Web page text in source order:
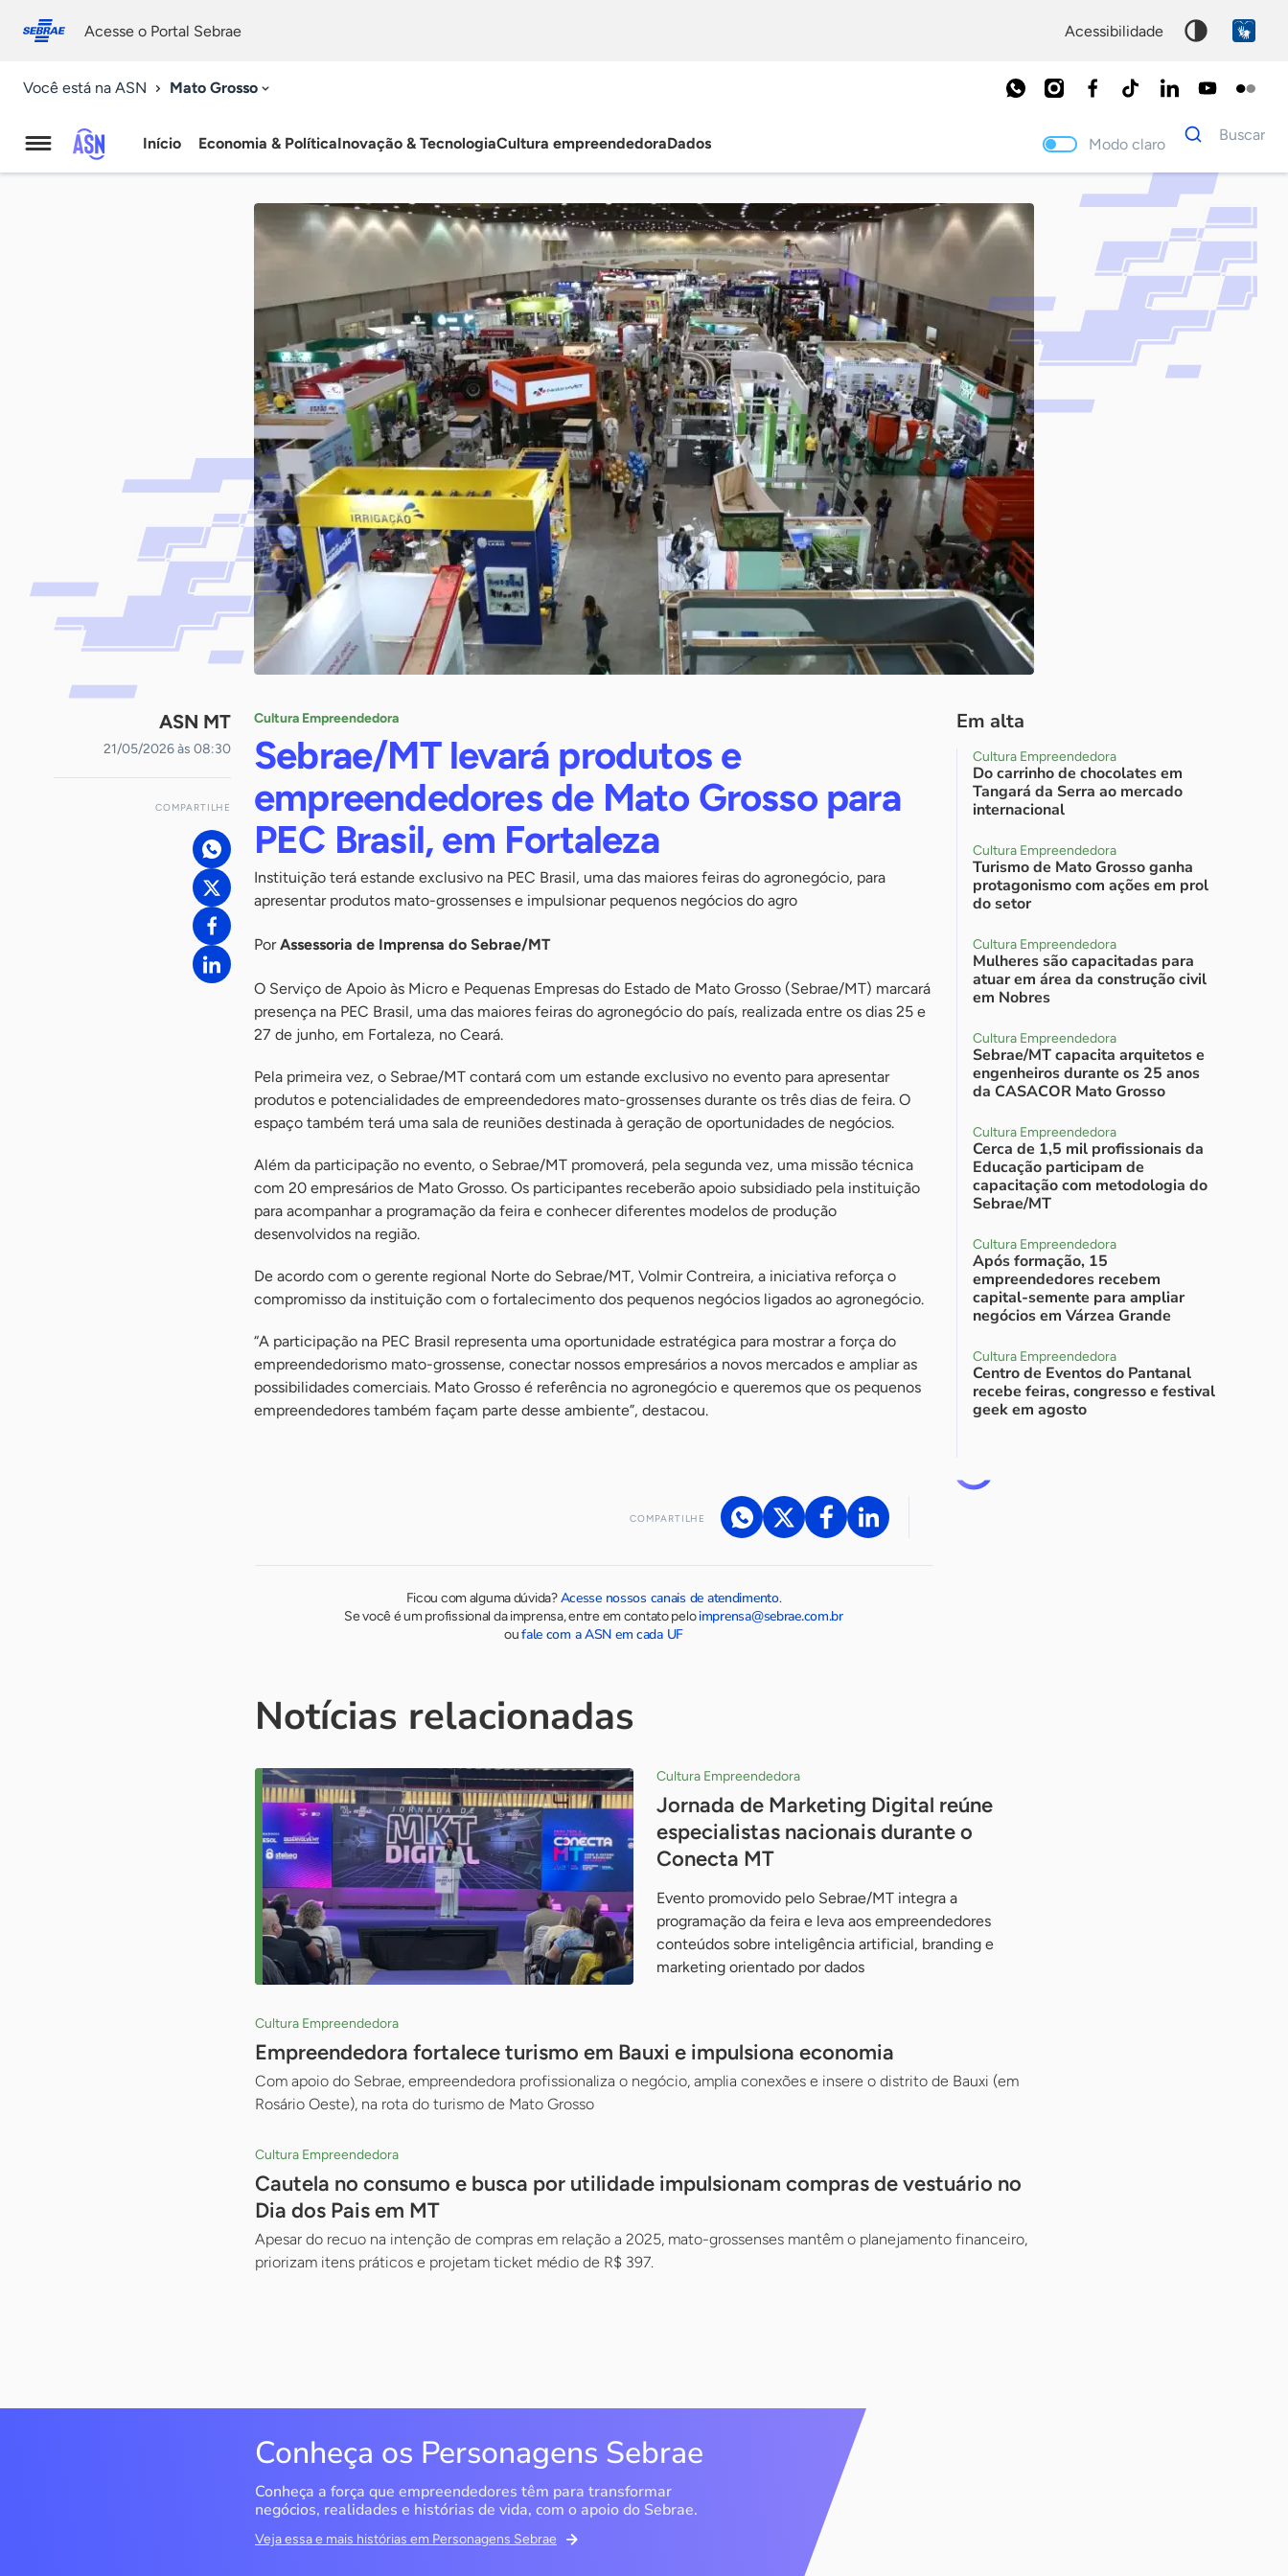
conosco
Acesse o Portal Sebrae acessibilidade
Você está na ASN Mato Grosso
Agência
Início Economia & PolíticaInovação & TecnologiaCultura empreendedoraDados Modo claro
Dados
para
Buscar
Palavra
chave
ASN MT
21/05/2026 às 08:30
COMPARTILHE
Cultura Empreendedora
Sebrae/MT levará produtos e
empreendedores de Mato Grosso para
PEC Brasil, em Fortaleza
Instituição terá estande exclusivo na PEC Brasil, uma das maiores feiras do agronegócio, para
apresentar produtos mato-grossenses e impulsionar pequenos negócios do agro
PorAssessoria de Imprensa do Sebrae/MT
O Serviço de Apoio às Micro e Pequenas Empresas do Estado de Mato Grosso (Sebrae/MT) marcará
presença na PEC Brasil, uma das maiores feiras do agronegócio do país, realizada entre os dias 25 e
27 de junho, em Fortaleza, no Ceará.
Pela primeira vez, o Sebrae/MT contará com um estande exclusivo no evento para apresentar
produtos e potencialidades de empreendedores mato-grossenses durante os três dias de feira. O
espaço também terá uma sala de reuniões destinada à geração de oportunidades de negócios.
Além da participação no evento, o Sebrae/MT promoverá, pela segunda vez, uma missão técnica
com 20 empresários de Mato Grosso. Os participantes receberão apoio subsidiado pela instituição
para acompanhar a programação da feira e conhecer diferentes modelos de produção
desenvolvidos na região.
De acordo com o gerente regional Norte do Sebrae/MT, Volmir Contreira, a iniciativa reforça o
compromisso da instituição com o fortalecimento dos pequenos negócios ligados ao agronegócio.
“A participação na PEC Brasil representa uma oportunidade estratégica para mostrar a força do
empreendedorismo mato-grossense, conectar nossos empresários a novos mercados e ampliar as
possibilidades comerciais. Mato Grosso é referência no agronegócio e queremos que os pequenos
empreendedores também façam parte desse ambiente”, destacou.
COMPARTILHE
Ficou com alguma dúvida?Acesse nossos canais de atendimento.
Se você é um profissional da imprensa, entre em contato peloimprensa@sebrae.com.br
oufale com a ASN em cada UF
Em alta
Cultura Empreendedora
Do carrinho de chocolates em
Tangará da Serra ao mercado
internacional
Cultura Empreendedora
Turismo de Mato Grosso ganha
protagonismo com ações em prol
do setor
Cultura Empreendedora
Mulheres são capacitadas para
atuar em área da construção civil
em Nobres
Cultura Empreendedora
Sebrae/MT capacita arquitetos e
engenheiros durante os 25 anos
da CASACOR Mato Grosso
Cultura Empreendedora
Cerca de 1,5 mil profissionais da
Educação participam de
capacitação com metodologia do
Sebrae/MT
Cultura Empreendedora
Após formação, 15
empreendedores recebem
capital-semente para ampliar
negócios em Várzea Grande
Cultura Empreendedora
Centro de Eventos do Pantanal
recebe feiras, congresso e festival
geek em agosto
Notícias relacionadas
Cultura Empreendedora
Jornada de Marketing Digital reúne
especialistas nacionais durante o
Conecta MT
Evento promovido pelo Sebrae/MT integra a
programação da feira e leva aos empreendedores
conteúdos sobre inteligência artificial, branding e
marketing orientado por dados
Cultura Empreendedora
Empreendedora fortalece turismo em Bauxi e impulsiona economia
Com apoio do Sebrae, empreendedora profissionaliza o negócio, amplia conexões e insere o distrito de Bauxi (em
Rosário Oeste), na rota do turismo de Mato Grosso
Cultura Empreendedora
Cautela no consumo e busca por utilidade impulsionam compras de vestuário no
Dia dos Pais em MT
Apesar do recuo na intenção de compras em relação a 2025, mato-grossenses mantêm o planejamento financeiro,
priorizam itens práticos e projetam ticket médio de R$ 397.
Conheça os Personagens Sebrae
Conheça a força que empreendedores têm para transformar
negócios, realidades e histórias de vida, com o apoio do Sebrae.
Veja essa e mais histórias em Personagens Sebrae